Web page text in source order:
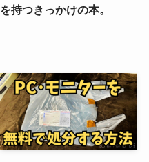
を持つきっかけの本。